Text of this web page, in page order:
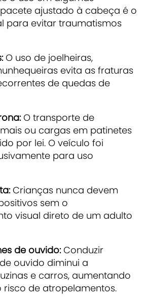
ajustado à cabeça é o
para evitar traumatismos
O uso de joelheiras,
evita as fraturas
de quedas de
O transporte de
ou cargas em patinetes
por lei. O veículo foi
para uso
Crianças nunca devem
sem o
visual direto de um adulto
de ouvido: Conduzir
ouvido diminui a
e carros, aumentando
de atropelamentos.